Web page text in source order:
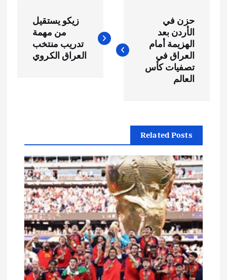
ص
م
ق
حزن في
الأردن بعد
الهزيمة أمام
العراق في
تصفيات كأس
العالم
زيكو يستقيل
من مهمة
تدريب منتخب
العراق الكروي
Related Posts